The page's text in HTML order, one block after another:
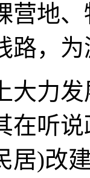
营地
路，
力发
在听
居)改